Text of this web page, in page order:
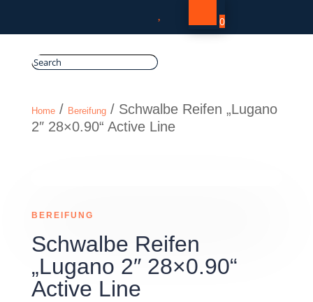
0
Home/ Bereifung/ Schwalbe Reifen „Lugano
2″ 28×0.90“ Active Line
BEREIFUNG
Schwalbe Reifen
„Lugano 2″ 28×0.90“
Active Line